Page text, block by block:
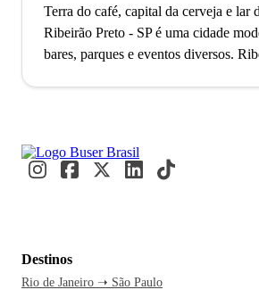
Terra do café, capital da cerveja e lar
Ribeirão Preto - SP é uma cidade
bares, parques e eventos diversos.
um polo de inovação e tecnologia,
país. Todos os anos, milhares de
quem chega a Ribeirão Preto, famosa
artesanais. A viagem é mais do que um
Destinos
Rio de Janeiro ➝ São Paulo